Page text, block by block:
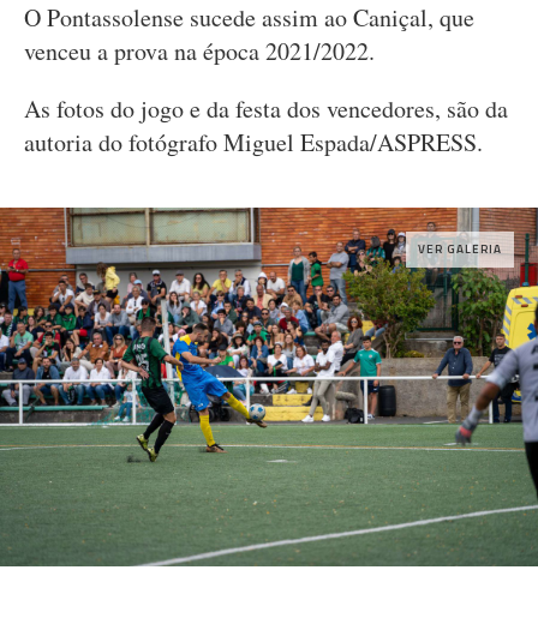
O Pontassolense sucede assim ao Caniçal, que
venceu a prova na época 2021/2022.
As fotos do jogo e da festa dos vencedores, são da
autoria do fotógrafo Miguel Espada/ASPRESS.
VER GALERIA